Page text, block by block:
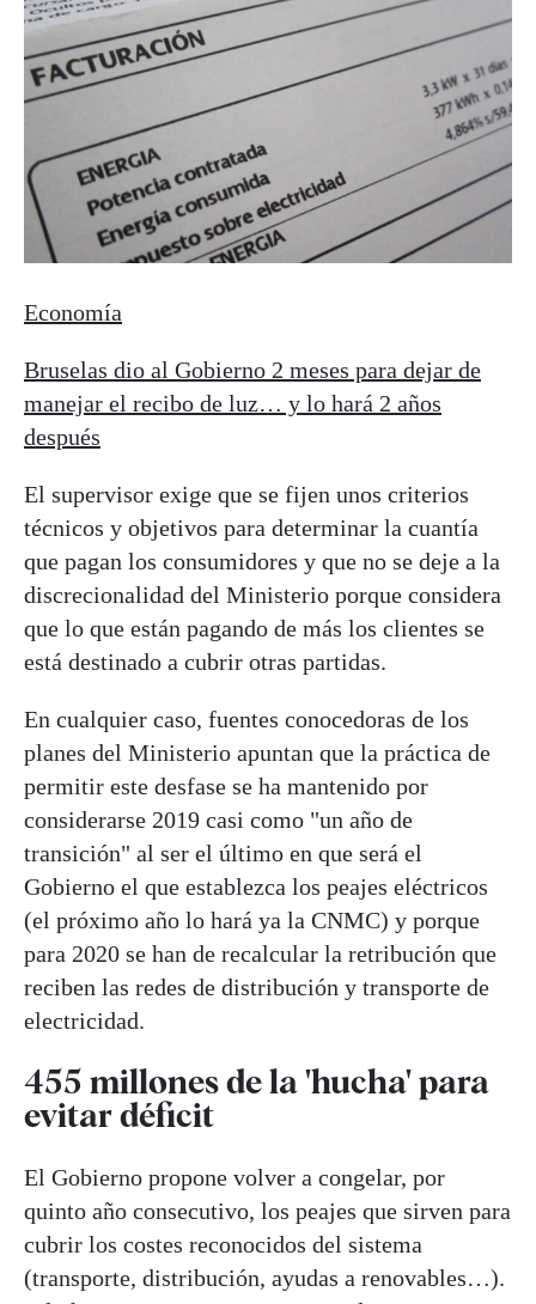
Economía
Bruselas dio al Gobierno 2 meses para dejar de
manejar el recibo de luz… y lo hará 2 años
después
El supervisor exige que se fijen unos criterios
técnicos y objetivos para determinar la cuantía
que pagan los consumidores y que no se deje a la
discrecionalidad del Ministerio porque considera
que lo que están pagando de más los clientes se
está destinado a cubrir otras partidas.
En cualquier caso, fuentes conocedoras de los
planes del Ministerio apuntan que la práctica de
permitir este desfase se ha mantenido por
considerarse 2019 casi como "un año de
transición" al ser el último en que será el
Gobierno el que establezca los peajes eléctricos
(el próximo año lo hará ya la CNMC) y porque
para 2020 se han de recalcular la retribución que
reciben las redes de distribución y transporte de
electricidad.
455 millones de la 'hucha' para
evitar déficit
El Gobierno propone volver a congelar, por
quinto año consecutivo, los peajes que sirven para
cubrir los costes reconocidos del sistema
(transporte, distribución, ayudas a renovables…).